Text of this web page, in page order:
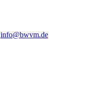
info@bwvm.de